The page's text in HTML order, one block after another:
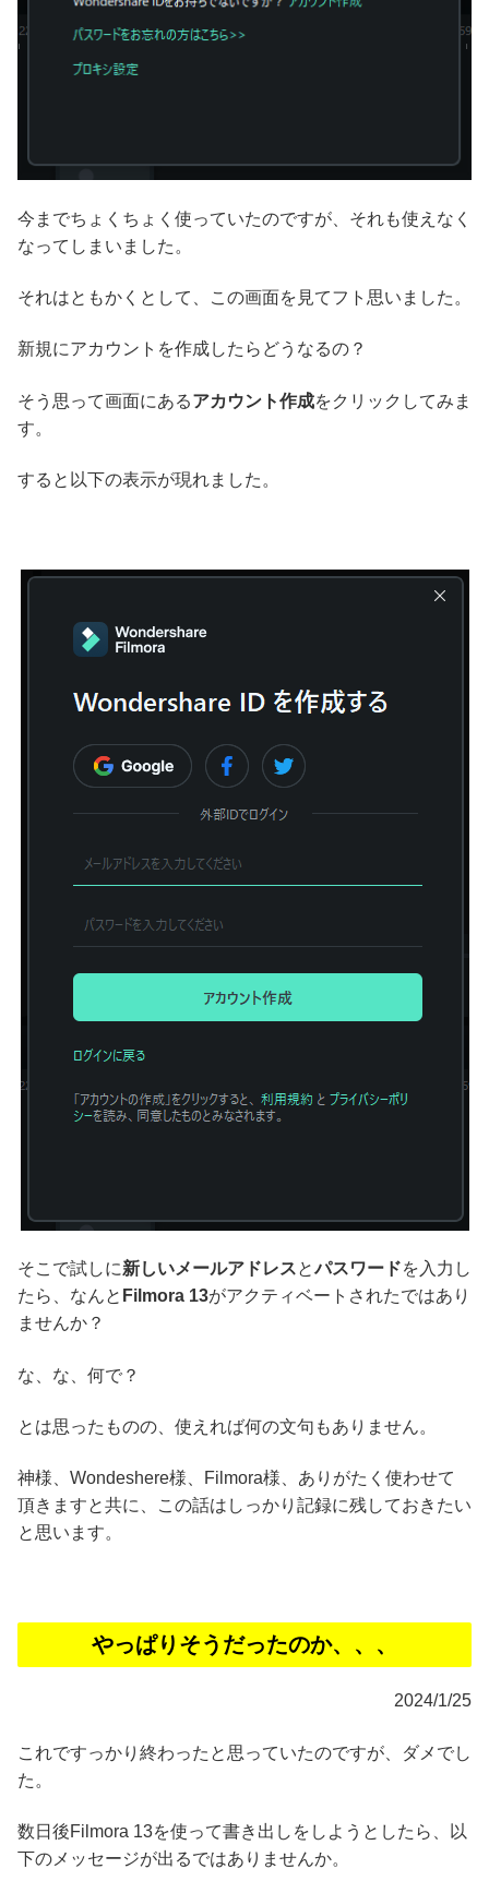
今までちょくちょく使っていたのですが、それも使えなく
なってしまいました。
それはともかくとして、この画面を見てフト思いました。
新規にアカウントを作成したらどうなるの？
そう思って画面にあるアカウント作成をクリックしてみま
す。
すると以下の表示が現れました。
そこで試しに新しいメールアドレスとパスワードを入力し
たら、なんと Filmora 13がアクティベートされたではあり
ませんか？
な、な、何で？
とは思ったものの、使えれば何の文句もありません。
神様、Wondeshere様、Filmora様、ありがたく使わせて
頂きますと共に、この話はしっかり記録に残しておきたい
と思います。
やっぱりそうだったのか、、、
2024/1/25
これですっかり終わったと思っていたのですが、ダメでし
た。
数日後Filmora 13を使って書き出しをしようとしたら、以
下のメッセージが出るではありませんか。